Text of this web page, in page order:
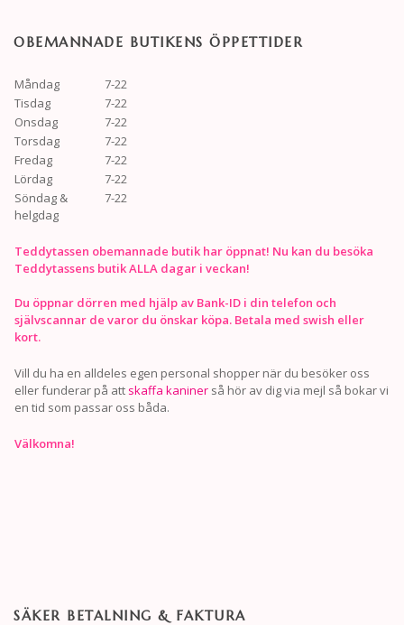
OBEMANNADE BUTIKENS ÖPPETTIDER
Måndag
7-22
Tisdag
7-22
Onsdag
7-22
Torsdag
7-22
Fredag
7-22
Lördag
7-22
Söndag &
helgdag
7-22
Teddytassen obemannade butik har öppnat! Nu kan du besöka
Teddytassens butik ALLA dagar i veckan!
Du öppnar dörren med hjälp av Bank-ID i din telefon och
självscannar de varor du önskar köpa. Betala med swish eller
kort.
Vill du ha en alldeles egen personal shopper när du besöker oss
eller funderar på att skaffa kaniner så hör av dig via mejl så bokar vi
en tid som passar oss båda.
Välkomna!
SÄKER BETALNING & FAKTURA